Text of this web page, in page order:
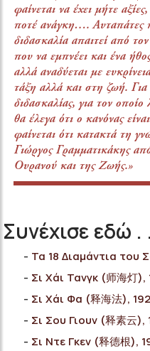
φαίνεται να έχει μήτε
ποτέ ανάγκη…. Αυταπάτες
διδασκαλία απαιτεί από
που να εμπνέει και ένα
αλλά αναδύεται με
τάξη αλλά και στη ζωή. Για
διδασκαλίας, για τον
θα έλεγα ότι ο κανόνας
φαίνεται ότι κατακτά τη
Γιώργος Γραμματικάκης
Ουρανού και της Ζωής.»
Συνέχισε εδώ .
Τα 18 Διαμάντια του
Σι Χάι Τανγκ (师海灯
Σι Χάι Φα (释海法),
Σι Σου Γιουν (释素云),
Σι Ντε Γκεν (释德根),